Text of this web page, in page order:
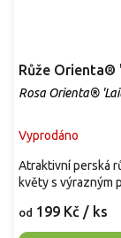
Růže Orienta®
Rosa Orienta®
Vyprodáno
od 199 Kč / ks
Atraktivní perská
květy s výrazným